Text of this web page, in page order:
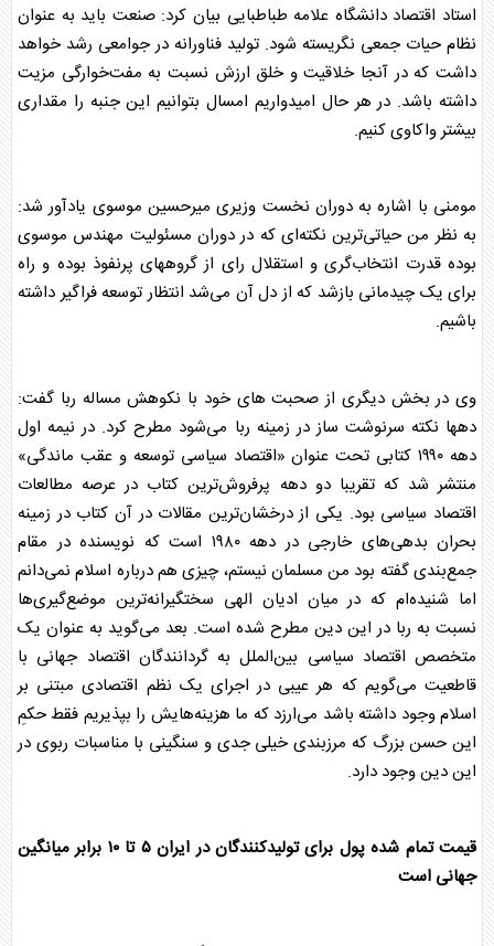
استاد اقتصاد دانشگاه علامه طباطبایی بیان کرد: صنعت باید به عنوان
نظام حیات جمعی نگریسته شود. تولید فناورانه در جوامعی رشد خواهد
داشت که در آنجا خلاقیت و خلق ارزش نسبت به مفت‌خوارگی مزیت
داشته باشد. در هر حال امیدواریم امسال بتوانیم این جنبه را مقداری
بیشتر واکاوی کنیم.
مومنی با اشاره به دوران نخست وزیری میرحسین موسوی یادآور شد:
به نظر من حیاتی‌ترین نکته‌ای که در دوران مسئولیت مهندس موسوی
بوده قدرت انتخاب‌گری و استقلال رای از گروههای پرنفوذ بوده و راه
برای یک چیدمانی بازشد که از دل آن می‌شد انتظار توسعه فراگیر داشته
باشیم.
وی در بخش دیگری از صحبت های خود با نکوهش مساله ربا گفت:
دهها نکته‌ سرنوشت ساز در زمینه ربا می‌شود مطرح کرد. در نیمه اول
دهه ۱۹۹۰ کتابی تحت عنوان «اقتصاد سیاسی توسعه و عقب ماندگی»
منتشر شد که تقریبا دو دهه پرفروش‌ترین کتاب در عرصه مطالعات
اقتصاد سیاسی بود. یکی از درخشان‌ترین مقالات در آن کتاب در زمینه
بحران بدهی‌های خارجی در دهه ۱۹۸۰ است که نویسنده در مقام
جمع‌بندی گفته بود من مسلمان نیستم، چیزی هم درباره اسلام نمی‌دانم
اما شنیده‌ام که در میان ادیان الهی سختگیرانه‌ترین موضع‌گیری‌ها
نسبت به ربا در این دین مطرح شده است. بعد می‌گوید به عنوان یک
متخصص اقتصاد سیاسی بین‌الملل به گردانندگان اقتصاد جهانی با
قاطعیت می‌گویم که هر عیبی در اجرای یک نظم اقتصادی مبتنی بر
اسلام وجود داشته باشد می‌ارزد که ما هزینه‌هایش را بپذیریم فقط حکمِ
این حسن بزرگ که مرزبندی خیلی جدی و سنگینی با مناسبات ربوی در
این دین وجود دارد.
قیمت تمام شده پول برای تولیدکنندگان در ایران ۵ تا ۱۰ برابر میانگین
جهانی است